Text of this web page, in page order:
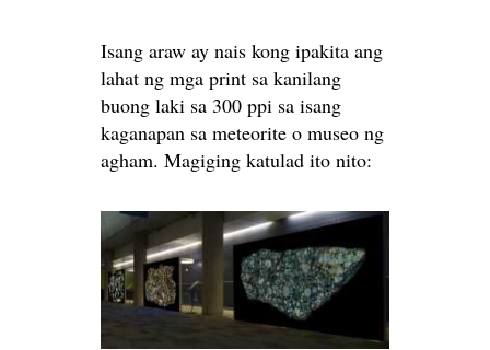
Isang araw ay nais kong ipakita ang
lahat ng mga print sa kanilang
buong laki sa 300 ppi sa isang
kaganapan sa meteorite o museo ng
agham. Magiging katulad ito nito: